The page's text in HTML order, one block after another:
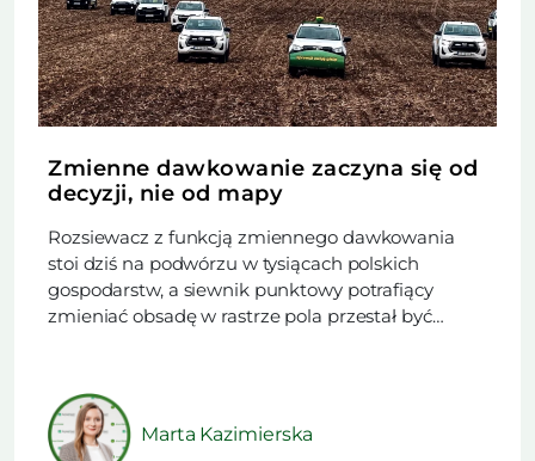
Zmienne dawkowanie zaczyna się od
decyzji, nie od mapy
Rozsiewacz z funkcją zmiennego dawkowania
stoi dziś na podwórzu w tysiącach polskich
gospodarstw, a siewnik punktowy potrafiący
zmieniać obsadę w rastrze pola przestał być
technologia ma obniżyć koszt nawożenia, czy
podnieść plon. Ten artykuł powstał na podstawie
materiału opublikowanego w najnowszym
Marta Kazimierska